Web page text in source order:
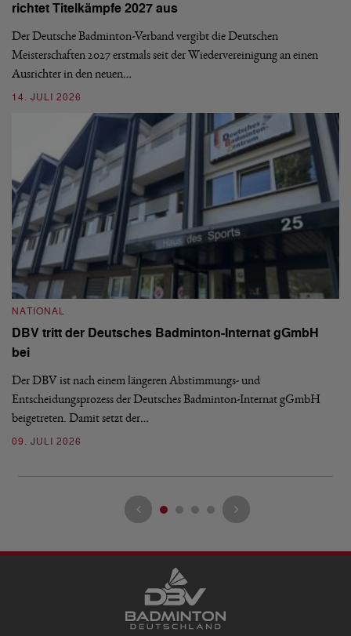
richtet Titelkämpfe 2027 aus
Der Deutsche Badminton-Verband vergibt die Deutschen
Meisterschaften 2027 erstmals seit der Wiedervereinigung an einen
Ausrichter in den neuen…
14. JULI 2026
NATIONAL
DBV tritt der Deutsches Badminton-Internat gGmbH
bei
Der DBV ist nach einem längeren Abstimmungs- und
Entscheidungsprozess der Deutsches Badminton-Internat gGmbH
beigetreten. Damit setzt der…
09. JULI 2026